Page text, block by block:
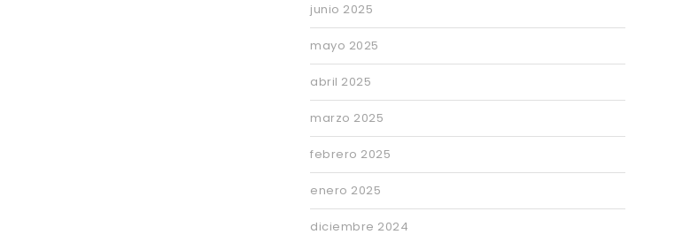
junio 2025
mayo 2025
abril 2025
marzo 2025
febrero 2025
enero 2025
diciembre 2024